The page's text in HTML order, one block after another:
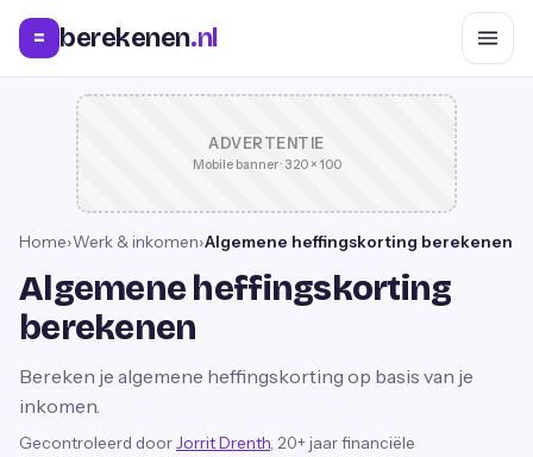
= berekenen.nl
ADVERTENTIE
Mobile banner · 320 × 100
Home›Werk & inkomen›Algemene heffingskorting berekenen
Algemene heffingskorting
berekenen
Bereken je algemene heffingskorting op basis van je
inkomen.
Gecontroleerd door Jorrit Drenth , 20+ jaar financiële